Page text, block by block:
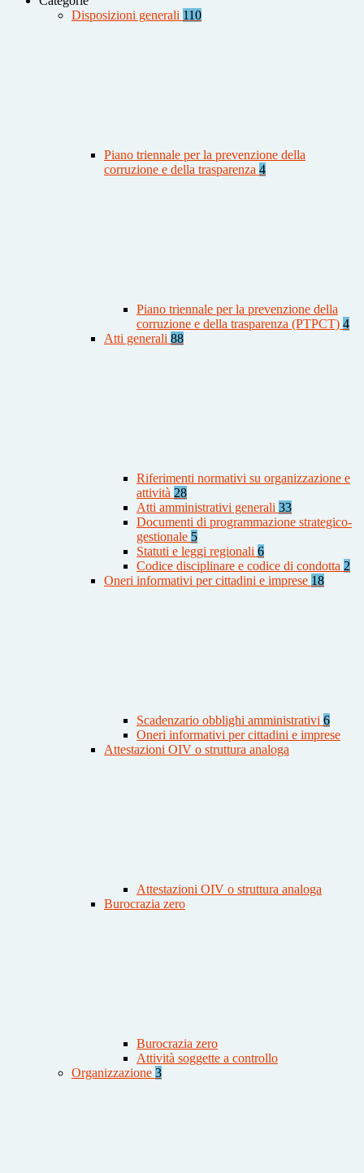
Disposizioni generali 110
Piano triennale per la prevenzione della
corruzione e della trasparenza 4
Piano triennale per la prevenzione della
corruzione e della trasparenza (PTPCT) 4
Atti generali 88
Riferimenti normativi su organizzazione e
attività 28
Atti amministrativi generali 33
Documenti di programmazione strategico-
gestionale 5
Statuti e leggi regionali 6
Codice disciplinare e codice di condotta 2
Oneri informativi per cittadini e imprese 18
Scadenzario obblighi amministrativi 6
Oneri informativi per cittadini e imprese
Attestazioni OIV o struttura analoga
Attestazioni OIV o struttura analoga
Burocrazia zero
Burocrazia zero
Attività soggette a controllo
Organizzazione 3